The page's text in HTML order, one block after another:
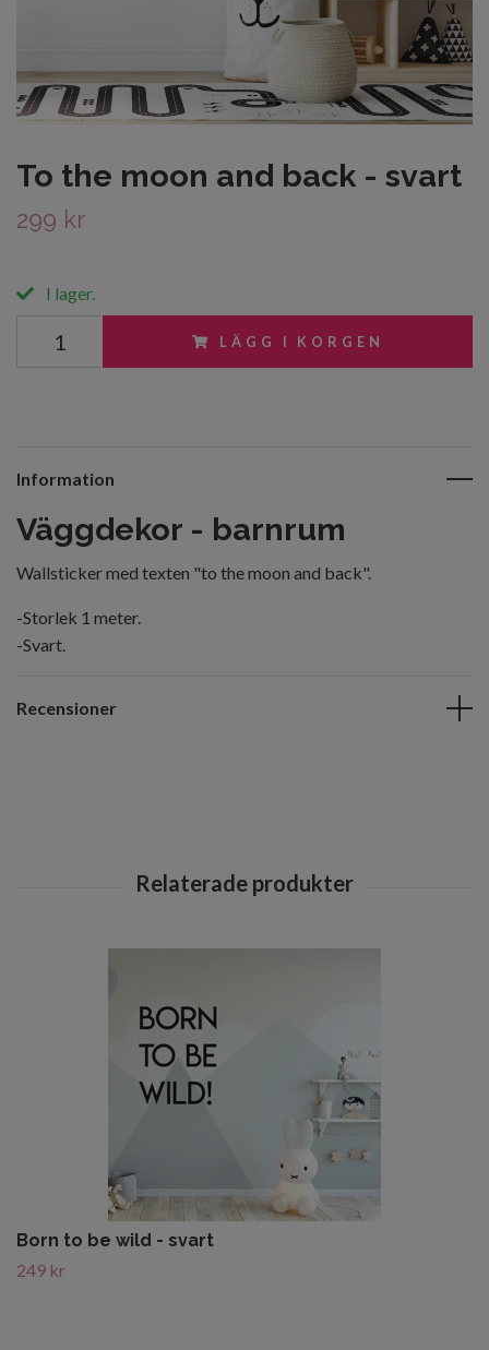
To the moon and back - svart
299 kr
I lager.
LÄGG I KORGEN
Information
Väggdekor - barnrum
Wallsticker med texten "to the moon and back".
-Storlek 1 meter.
-Svart.
Recensioner
Born to be wild - svart
249 kr